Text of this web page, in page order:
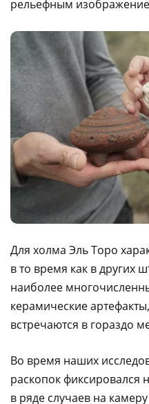
рельефным
Для холма Эль Торо
в то время как в других
наиболее
керамические
встречаются в гораздо
Во время наших
раскопок фиксировался
в ряде случаев на